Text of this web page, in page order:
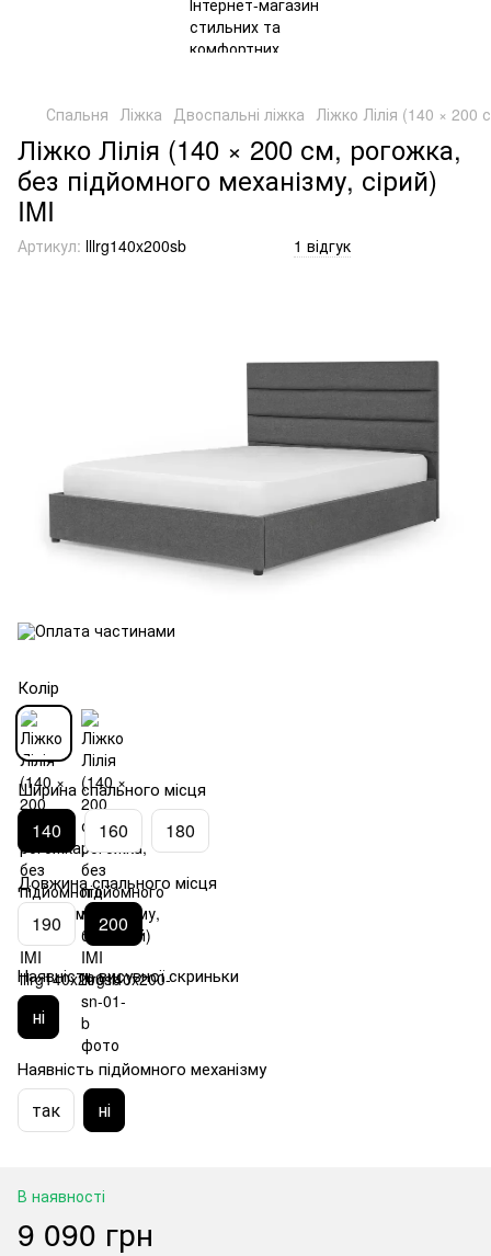
Спальня Ліжка Двоспальні ліжка Ліжко Лілія (140 × 200
Ліжко Лілія (140 × 200 см, рогожка,
без підйомного механізму, сірий)
IMI
Артикул: lllrg140x200sb 1 відгук
Колір
Ширина спального місця
140 160 180
Довжина спального місця
190 200
Наявність висувної скриньки
ні
Наявність підйомного механізму
так ні
В наявності
9 090 грн